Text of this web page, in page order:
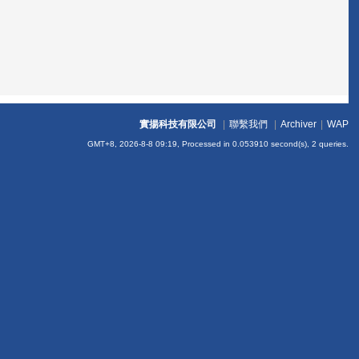
實揚科技有限公司 聯繫我們 Archiver WAP
GMT+8, 2026-8-8 09:19, Processed in 0.053910 second(s), 2 queries.